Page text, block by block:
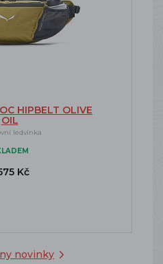
novinky
HIPBELT OLIVE
OIL
ledvinka
Kč